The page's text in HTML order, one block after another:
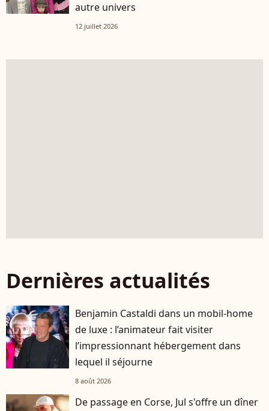
autre univers
12 juillet 2026
Dernières actualités
Benjamin Castaldi dans un mobil-home
de luxe : l’animateur fait visiter
l’impressionnant hébergement dans
lequel il séjourne
8 août 2026
De passage en Corse, Jul s'offre un dîner